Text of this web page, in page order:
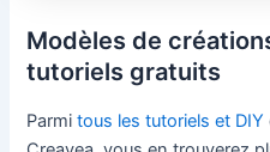
Modèles de
tutoriels gratuits
Parmitous les tutoriels et DIY